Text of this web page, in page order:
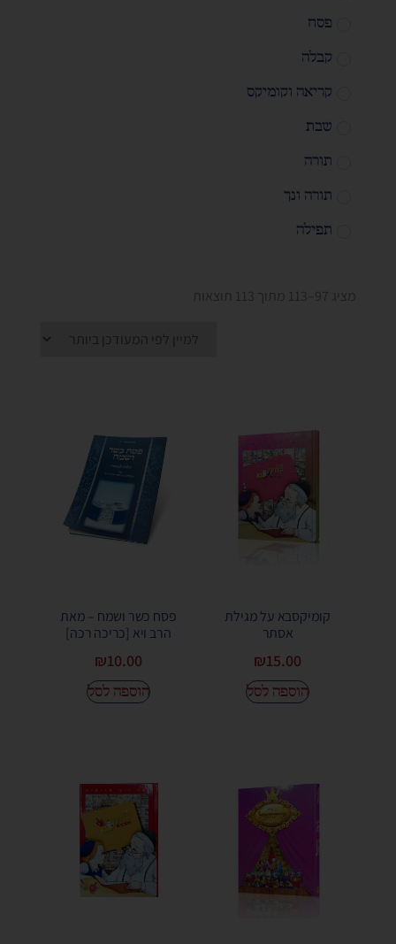
פסח
קבלה
קריאה וקומיקס
שבת
תורה
תורה ונך
תפילה
מציג 97–113 מתוך 113 תוצאות
קומיקסבא על מגילת
אסתר
₪15.00
הוספה לסל
פסח כשר ושמח – מאת
הרב ויא [כריכה רכה]
₪10.00
הוספה לסל